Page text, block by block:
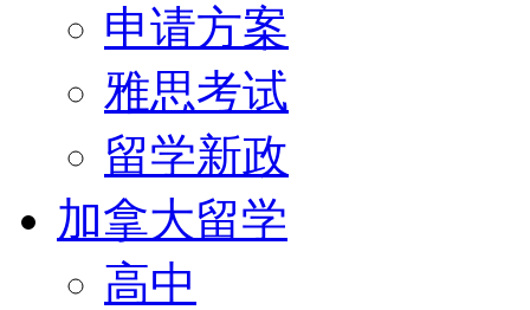
申请方案
雅思考试
留学新政
加拿大留学
高中